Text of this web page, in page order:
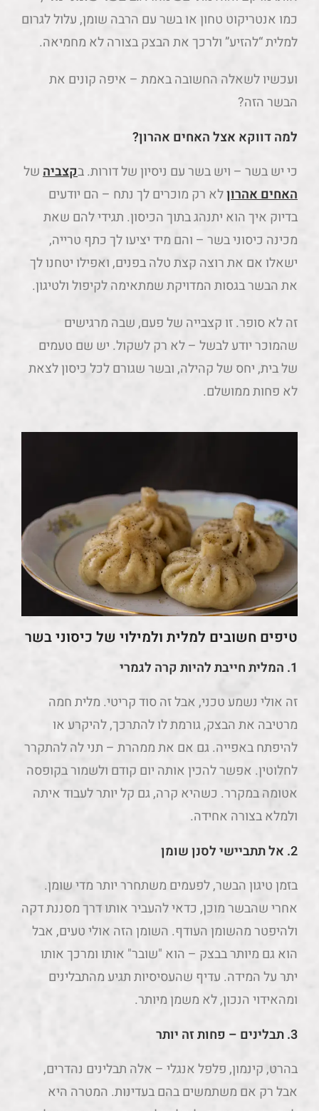
כמו אנטריקוט טחון או בשר עם הרבה שומן, עלול לגרום
למלית “להזיע” ולרכך את הבצק בצורה לא מחמיאה.
ועכשיו לשאלה החשובה באמת – איפה קונים את
הבשר הזה?
למה דווקא אצל האחים אהרון?
כי יש בשר – ויש בשר עם ניסיון של דורות. בקצביהשל
האחים אהרוןלא רק מוכרים לך נתח – הם יודעים
בדיוק איך הוא יתנהג בתוך הכיסון. תגידי להם שאת
מכינה כיסוני בשר – והם מיד יציעו לך כתף טרייה,
ישאלו אם את רוצה קצת טלה בפנים, ואפילו יטחנו לך
את הבשר בגסות המדויקת שמתאימה לקיפול ולטיגון.
זה לא סופר. זו קצבייה של פעם, שבה מרגישים
שהמוכר יודע לבשל – לא רק לשקול. יש שם טעמים
של בית, יחס של קהילה, ובשר שגורם לכל כיסון לצאת
לא פחות ממושלם.
טיפים חשובים למלית ולמילוי של כיסוני בשר
1. המלית חייבת להיות קרה לגמרי
זה אולי נשמע טכני, אבל זה סוד קריטי. מלית חמה
מרטיבה את הבצק, גורמת לו להתרכך, להיקרע או
להיפתח באפייה. גם אם את ממהרת – תני לה להתקרר
לחלוטין. אפשר להכין אותה יום קודם ולשמור בקופסה
אטומה במקרר. כשהיא קרה, גם קל יותר לעבוד איתה
ולמלא בצורה אחידה.
2. אל תתביישי לסנן שומן
בזמן טיגון הבשר, לפעמים משתחרר יותר מדי שומן.
אחרי שהבשר מוכן, כדאי להעביר אותו דרך מסננת דקה
ולהיפטר מהשומן העודף. השומן הזה אולי טעים, אבל
הוא גם מיותר בבצק – הוא "שובר" אותו ומרכך אותו
יתר על המידה. עדיף שהעסיסיות תגיע מהתבלינים
ומהאידוי הנכון, לא משמן מיותר.
3. תבלינים – פחות זה יותר
בהרט, קינמון, פלפל אנגלי – אלה תבלינים נהדרים,
אבל רק אם משתמשים בהם בעדינות. המטרה היא